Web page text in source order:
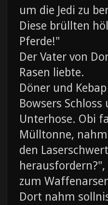
um die Jedi zu
Diese brüllten
Pferde!"
Der Vater von
Rasen liebte.
Döner und
Bowsers
Unterhose. Obi
Mülltonne,
den
zum
Dort nahm